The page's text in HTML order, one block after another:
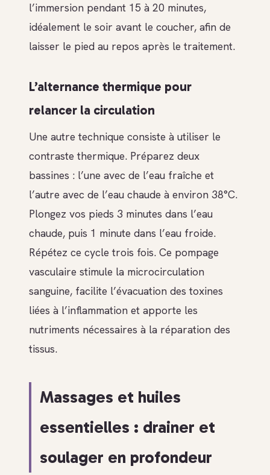
l’immersion pendant 15 à 20 minutes,
idéalement le soir avant le coucher, afin de
laisser le pied au repos après le traitement.
L’alternance thermique pour
relancer la circulation
Une autre technique consiste à utiliser le
contraste thermique. Préparez deux
bassines : l’une avec de l’eau fraîche et
l’autre avec de l’eau chaude à environ 38°C.
Plongez vos pieds 3 minutes dans l’eau
chaude, puis 1 minute dans l’eau froide.
Répétez ce cycle trois fois. Ce pompage
vasculaire stimule la microcirculation
sanguine, facilite l’évacuation des toxines
liées à l’inflammation et apporte les
nutriments nécessaires à la réparation des
tissus.
Massages et huiles
essentielles : drainer et
soulager en profondeur